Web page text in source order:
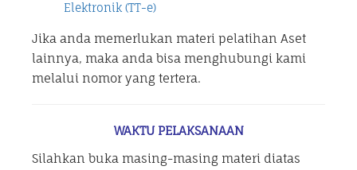
Elektronik (TT-e)
Jika anda memerlukan materi pelatihan Aset
lainnya, maka anda bisa menghubungi kami
melalui nomor yang tertera.
WAKTU PELAKSANAAN
Silahkan buka masing-masing materi diatas